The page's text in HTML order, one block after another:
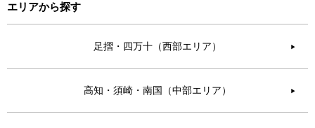
エリアから探す
足摺・四万十（西部エリア） ▶︎
高知・須崎・南国（中部エリア） ▶︎